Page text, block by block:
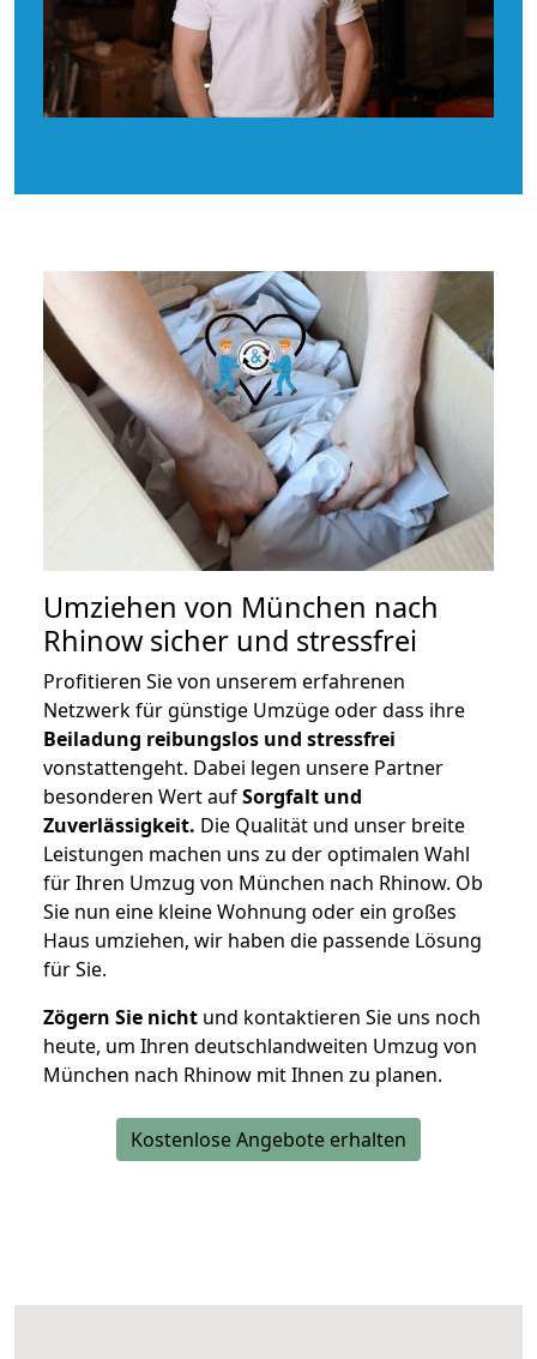
Umziehen von München nach
Rhinow sicher und stressfrei
Profitieren Sie von unserem erfahrenen
Netzwerk für günstige Umzüge oder dass ihre
Beiladung reibungslos und stressfrei
vonstattengeht. Dabei legen unsere Partner
besonderen Wert aufSorgfalt und
Zuverlässigkeit. Die Qualität und unser breite
Leistungen machen uns zu der optimalen Wahl
für Ihren Umzug von München nach Rhinow. Ob
Sie nun eine kleine Wohnung oder ein großes
Haus umziehen, wir haben die passende Lösung
für Sie.
Zögern Sie nicht und kontaktieren Sie uns noch
heute, um Ihren deutschlandweiten Umzug von
München nach Rhinow mit Ihnen zu planen.
Kostenlose Angebote erhalten